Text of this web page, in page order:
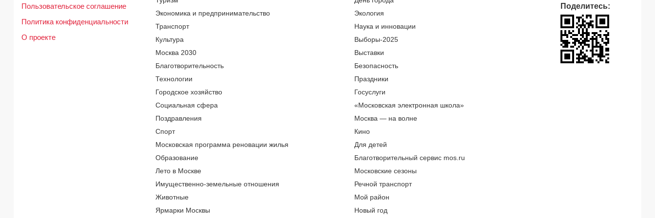
Пользовательское соглашение
Политика конфиденциальности
О проекте
Экономика и предпринимательство
Транспорт
Культура
Москва 2030
Благотворительность
Технологии
Городское хозяйство
Социальная сфера
Поздравления
Спорт
Московская программа реновации жилья
Образование
Лето в Москве
Имущественно-земельные отношения
Животные
Ярмарки Москвы
Экология
Наука и инновации
Выборы-2025
Выставки
Безопасность
Праздники
Госуслуги
«Московская электронная школа»
Москва — на волне
Кино
Для детей
Благотворительный сервис mos.ru
Московские сезоны
Речной транспорт
Мой район
Новый год
Поделитесь: